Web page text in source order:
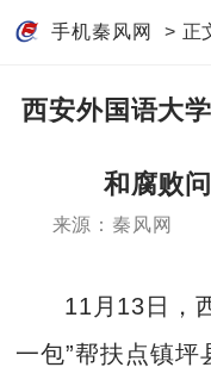
手机秦风网 > 正
西安外国语大
和腐败
来源：秦风网
11月13日，
一包”帮扶点镇坪